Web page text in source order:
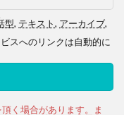
型, テキスト, アーカイブ,
スへのリンクは自動的に